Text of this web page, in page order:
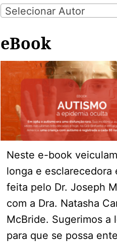
Selecionar Autor
eBook
Neste e-book
longa e esclarecedora
feita pelo Dr. Joseph
com a Dra. Natasha
McBride. Sugerimos a
para que se possa